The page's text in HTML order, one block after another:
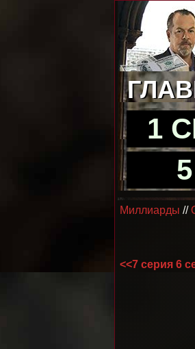
1
Миллиарды //
<<7 серия 6